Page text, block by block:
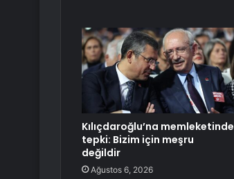
Kılıçdaroğlu’na memleketinde
tepki: Bizim için meşru
değildir
Ağustos 6, 2026